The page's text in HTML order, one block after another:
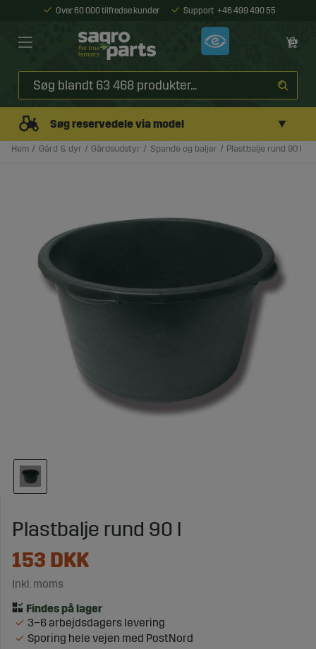
Over 60 000 tilfredse kunder Support +46 499 490 55
Søg reservedele via model ▼
Hem Gård & dyr Gårdsudstyr Spande og baljer Plastbalje rund 90 l
Plastbalje rund 90 l
153 DKK
Inkl. moms
3–6 arbejdsdagers levering
Sporing hele vejen med PostNord